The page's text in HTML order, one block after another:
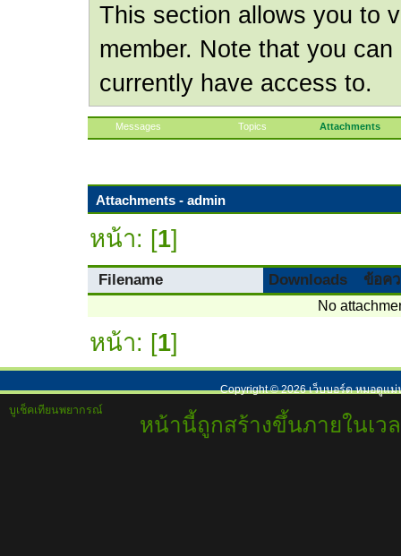
This section allows you to
member. Note that you
currently have access to.
Messages Topics Attachments
Attachments - admin
หน้า: [1]
Filename Downloads ข้อค
No
หน้า: [1]
Copyright ©2026เว็บบอร์ด หมอดูแม่
บูเช็คเทียนพยากรณ์
หน้านี้ถูกสร้างขึ้นภายในเว